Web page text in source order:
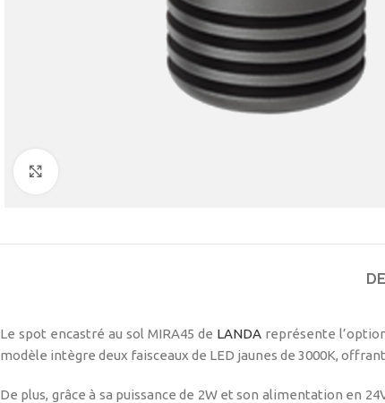
Le spot encastré au sol MIRA45 de LANDA représente
modèle intègre deux faisceaux de LED jaunes de 3000K,
De plus, grâce à sa puissance de 2W et son alimentation en